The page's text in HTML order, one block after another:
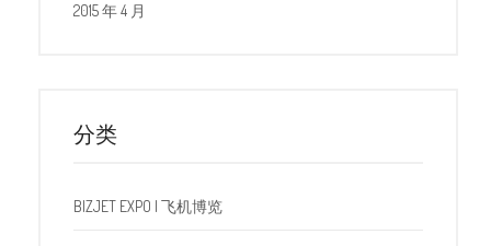
2015 年 4 月
分类
BIZJET EXPO | 飞机博览